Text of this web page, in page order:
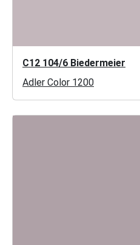
C12 104/6 Biedermeier
Adler Color 1200